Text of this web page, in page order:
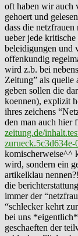
oft haben wir auch
gehoert und
dass die
ueber jede
beleidigungen und
offenkundig
wird z.b. bei
Zeitung” als quelle
geben sollen die
koennen), explizit
ihres zeichens
den man auch hier
zeitung.de/
zurueck.5c3d634e-
komischerweise^^
wird, sondern ein
artikelklau
die
immer der
“schlecker kehrt
bei uns *eigentlich*
geschaeften der